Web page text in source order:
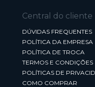
Central do cliente
DÚVIDAS FREQUENTES
POLÍTICA DA EMPRESA
POLÍTICA DE TROCA
TERMOS E CONDIÇÕES
POLÍTICAS DE
COMO COMPRAR